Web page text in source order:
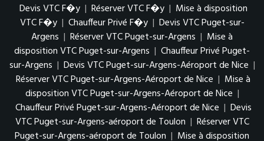
Devis VTC F�y | Réserver VTC F�y | Mise à disposition
VTC F�y | Chauffeur Privé F�y | Devis VTC Puget-sur-
Argens | Réserver VTC Puget-sur-Argens | Mise à
disposition VTC Puget-sur-Argens | Chauffeur Privé Puget-
sur-Argens | Devis VTC Puget-sur-Argens-Aéroport de Nice |
Réserver VTC Puget-sur-Argens-Aéroport de Nice | Mise à
disposition VTC Puget-sur-Argens-Aéroport de Nice |
Chauffeur Privé Puget-sur-Argens-Aéroport de Nice | Devis
VTC Puget-sur-Argens-aéroport de Toulon | Réserver VTC
Puget-sur-Argens-aéroport de Toulon | Mise à disposition